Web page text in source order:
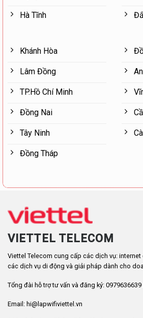
Hà Tĩnh
Khánh Hòa
Lâm Đồng
TP.Hồ Chí Minh
Đồng Nai
Tây Ninh
Đồng Tháp
VIETTEL TELECOM
Viettel Telecom cung cấp các dịch vụ: internet
các dịch vụ di động và giải pháp dành cho
Tổng đài hỗ trợ tư vấn và đăng ký:
Email: hi@lapwifiviettel.vn